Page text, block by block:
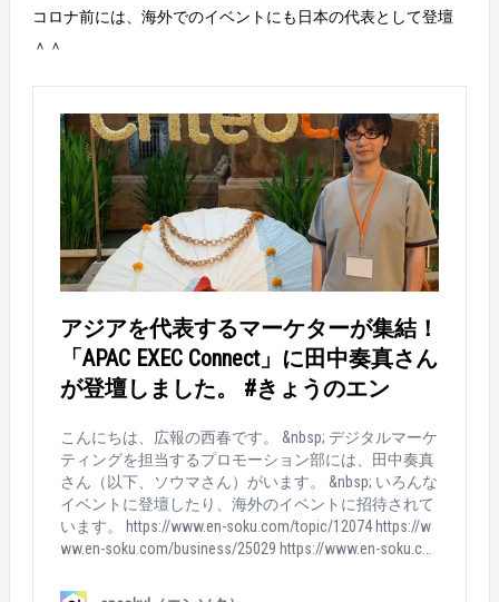
がある世界的トップシェア企業です（すごい！） 一緒
んが登壇した時なんだとか。2019年に日本に上陸した
ばかりのSmartly.ioをこのイベントをきっかけに知るこ
とに。 エンプロモーション部の生産性アップのため、
この後Smartly.ioを導入。 （ちょうど高い品質の広告
を、いかに少数精鋭で生み出せるかを考えていた時だ
ったそうです。） その結果、99%の工数削減につなが
り、今回のウェビナーで事例を紹介することに＾＾ ま
ずは、ソウマさんの自己紹介。プロモーション部では
できるポイント」について、具体的なエンの運用事例
を交えながら解説。ノウハウだけでなく、クリエイテ
ィブ自動化に必要な「心得」についても。 「ノンコア
のタスク時間を減らし、挑戦に集中したい」と話され
際に運用を担当するエンプロモーション部の岡田さ
ん、福吉さんも登場！実際に使用してみてどうなのか
など、リアルな質問がたくさん。 &nbsp; 以上、ウェビ
ナーの様子をお届けしました！ ちなみに… 今回のイベ
ントが好評のため、ソウマさん来週水曜日のイベント
にも登壇することに！事例紹介でSmartly.ioの坂本さん
申し込みページへ＾＾ &nbsp;
コロナ前には、海外でのイベントにも日本の代表として登壇
＾＾
アジアを代表するマーケターが集結！
「APAC EXEC Connect」に田中奏真さん
が登壇しました。 #きょうのエン
こんにちは、広報の西春です。 &nbsp; デジタルマーケ
ティングを担当するプロモーション部には、田中奏真
さん（以下、ソウマさん）がいます。 &nbsp; いろんな
イベントに登壇したり、海外のイベントに招待されて
います。 https://www.en-soku.com/topic/12074 https://w
ww.en-soku.com/business/25029 https://www.en-soku.co
C EXEC Connect」に日本代表のマーケターとして登壇